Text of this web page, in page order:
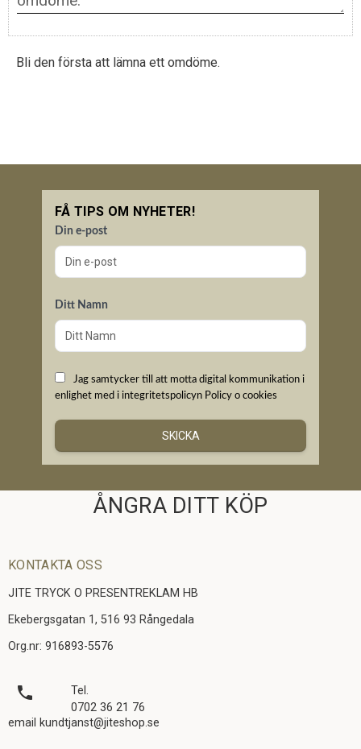
Bli den första att lämna ett omdöme.
FÅ TIPS OM NYHETER!
Din e-post
Ditt Namn
Jag samtycker till att motta digital kommunikation i
enlighet med i integritetspolicyn Policy o cookies
SKICKA
ÅNGRA DITT KÖP
KONTAKTA OSS
JITE TRYCK O PRESENTREKLAM HB
Ekebergsgatan 1, 516 93 Rångedala
Org.nr: 916893-5576
local_phone
Tel.
0702 36 21 76
email kundtjanst@jiteshop.se